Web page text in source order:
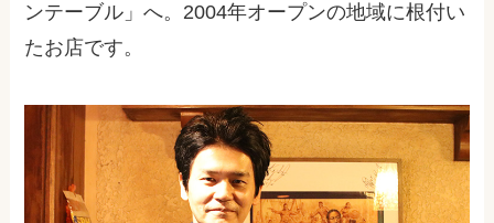
ンテーブル」へ。2004年オープンの地域に根付い
たお店です。